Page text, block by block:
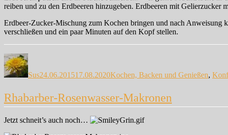
reiben und zu den Erdbeeren hinzugeben. Erdbeeren mit Gelierzucker
Erdbeer-Zucker-Mischung zum Kochen bringen und nach Anweisung
verschließen und ein paar Minuten auf den Kopf stellen.
Autor
Sus24.06.201517.08.2020Kochen, Backen und Genießen,
Rhabarber-Rosenwasser-Makronen
Jetzt schneit’s auch noch…